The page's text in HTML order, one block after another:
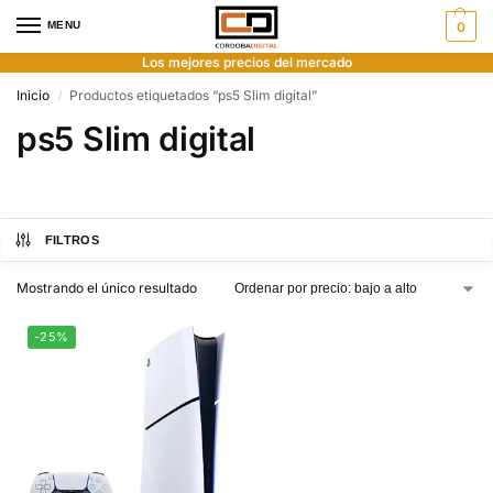
MENU 0
Los mejores precios del mercado
Inicio
/ Productos etiquetados “ps5 Slim digital”
ps5 Slim digital
FILTROS
Mostrando el único resultado
-25%